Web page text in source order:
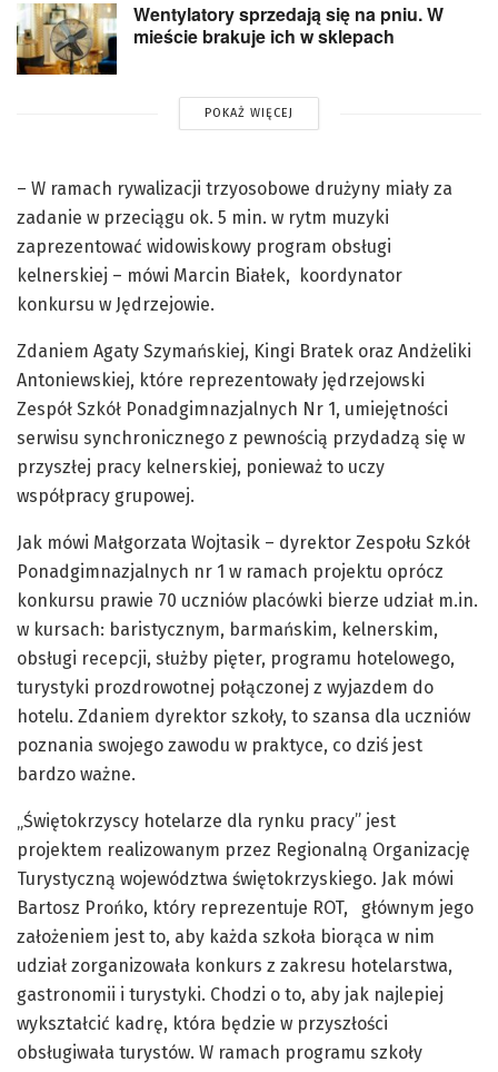
Wentylatory sprzedają się na pniu. W
mieście brakuje ich w sklepach
POKAŻ WIĘCEJ
– W ramach rywalizacji trzyosobowe drużyny miały za
zadanie w przeciągu ok. 5 min. w rytm muzyki
zaprezentować widowiskowy program obsługi
kelnerskiej – mówi Marcin Białek, koordynator
konkursu w Jędrzejowie.
Zdaniem Agaty Szymańskiej, Kingi Bratek oraz Andżeliki
Antoniewskiej, które reprezentowały jędrzejowski
Zespół Szkół Ponadgimnazjalnych Nr 1, umiejętności
serwisu synchronicznego z pewnością przydadzą się w
przyszłej pracy kelnerskiej, ponieważ to uczy
współpracy grupowej.
Jak mówi Małgorzata Wojtasik – dyrektor Zespołu Szkół
Ponadgimnazjalnych nr 1 w ramach projektu oprócz
konkursu prawie 70 uczniów placówki bierze udział m.in.
w kursach: baristycznym, barmańskim, kelnerskim,
obsługi recepcji, służby pięter, programu hotelowego,
turystyki prozdrowotnej połączonej z wyjazdem do
hotelu. Zdaniem dyrektor szkoły, to szansa dla uczniów
poznania swojego zawodu w praktyce, co dziś jest
bardzo ważne.
„Świętokrzyscy hotelarze dla rynku pracy” jest
projektem realizowanym przez Regionalną Organizację
Turystyczną województwa świętokrzyskiego. Jak mówi
Bartosz Prońko, który reprezentuje ROT, głównym jego
założeniem jest to, aby każda szkoła biorąca w nim
udział zorganizowała konkurs z zakresu hotelarstwa,
gastronomii i turystyki. Chodzi o to, aby jak najlepiej
wykształcić kadrę, która będzie w przyszłości
obsługiwała turystów. W ramach programu szkoły